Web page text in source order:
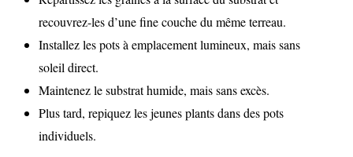
recouvrez-les d’une fine couche du même terreau.
Installez les pots à emplacement lumineux, mais sans
soleil direct.
Maintenez le substrat humide, mais sans excès.
Plus tard, repiquez les jeunes plants dans des pots
individuels.